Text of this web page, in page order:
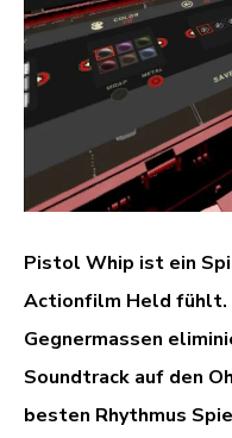
Pistol Whip ist ein
Actionfilm Held fühlt.
Gegnermassen
Soundtrack auf den
besten Rhythmus